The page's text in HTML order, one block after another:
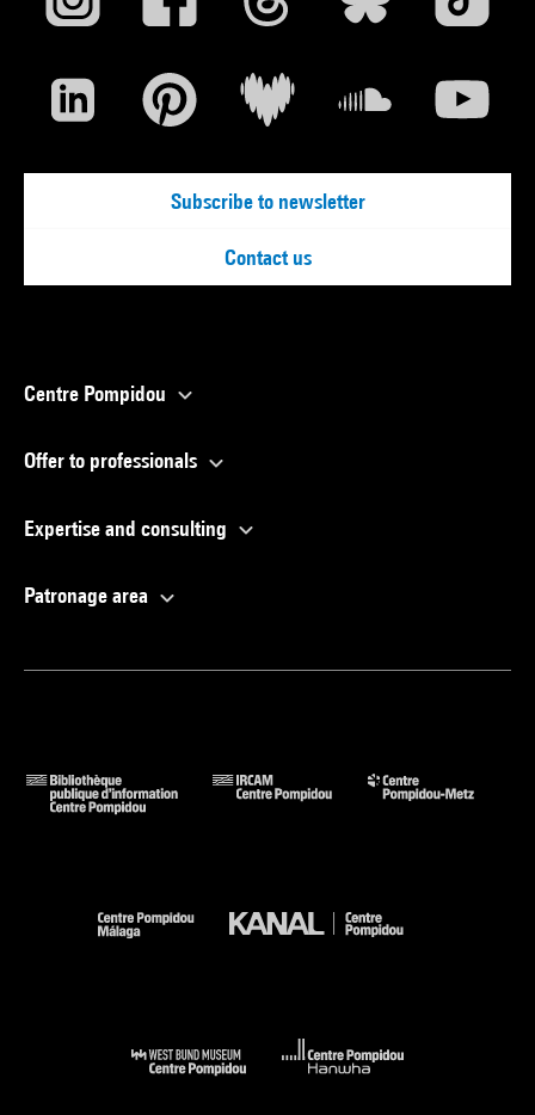
Subscribe to newsletter
Contact us
Centre Pompidou
Offer to professionals
Expertise and consulting
Patronage area